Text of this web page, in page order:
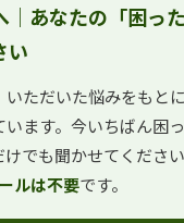
｜あなたの「困っ
い
いただいた悩みをもと
ます。今いちばん困
でも聞かせてください
ルは不要です。